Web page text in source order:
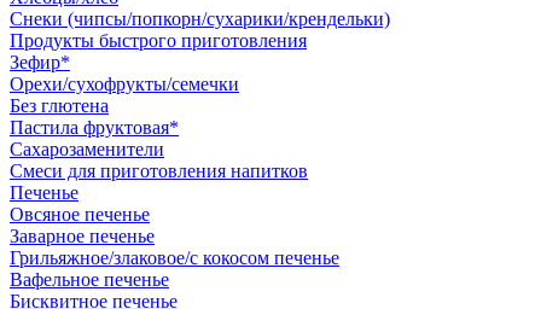
Снеки (чипсы/попкорн/сухарики/крендельки)
Продукты быстрого приготовления
Зефир*
Орехи/сухофрукты/семечки
Без глютена
Пастила фруктовая*
Сахарозаменители
Смеси для приготовления напитков
Печенье
Овсяное печенье
Заварное печенье
Грильяжное/злаковое/с кокосом печенье
Вафельное печенье
Бисквитное печенье